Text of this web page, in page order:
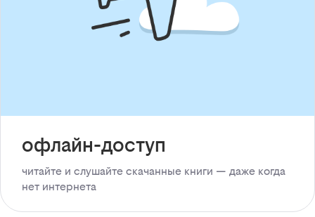
офлайн-доступ
читайте и слушайте скачанные книги — даже когда
нет интернета